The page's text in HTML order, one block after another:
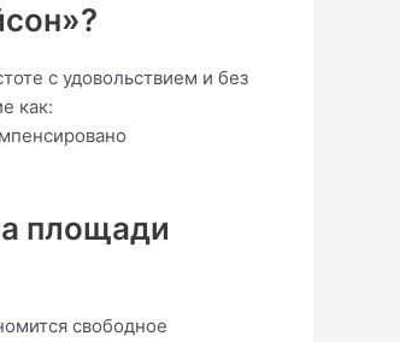
с удовольствием и без
как:
площади
свободное